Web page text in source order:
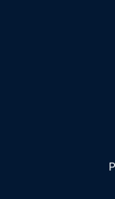
bienvenida
negocios y